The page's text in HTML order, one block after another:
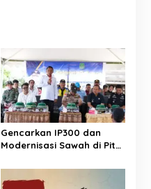
Gencarkan IP300 dan
Modernisasi Sawah di Pitu
Targetkan Panen 3 Kali
Setahun